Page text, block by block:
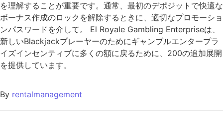
を理解することが重要です。通常、最初のデポジットで快適な
ボーナス作成のロックを解除するときに、適切なプロモーショ
ンパスワードを介して。 El Royale Gambling Enterpriseは、
新しいBlackjackプレーヤーのためにギャンブルエンタープラ
イズインセンティブに多くの額に戻るために、200の追加展開
を提供しています。
By rentalmanagement